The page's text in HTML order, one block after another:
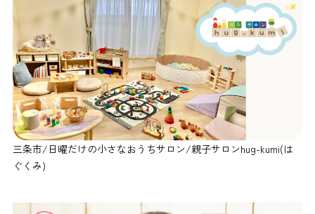
三条市/日曜だけの小さなおうちサロン/親子サロンhug-kumi(は
ぐくみ)